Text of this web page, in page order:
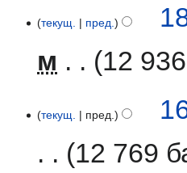
апрелятекущ. пред.
м
12
апрелятекущ. пред.
12 769